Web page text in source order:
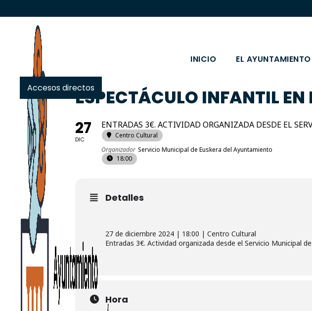
INICIO EL AYUNTAMIENTO
Accesos directosESPECTÁCULO INFANTIL
27
DIC
ENTRADAS 3€. ACTIVIDAD ORGANIZADA DESDE EL
Centro Cultural
Organizador Servicio Municipal de Euskera del Ayuntamiento
18:00
Detalles
27 de diciembre 2024 | 18:00 | Centro Cultural
Entradas 3€. Actividad organizada desde el Servicio Municipal
Hora